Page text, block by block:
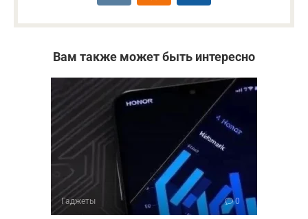
Вам также может быть интересно
Гаджеты 0